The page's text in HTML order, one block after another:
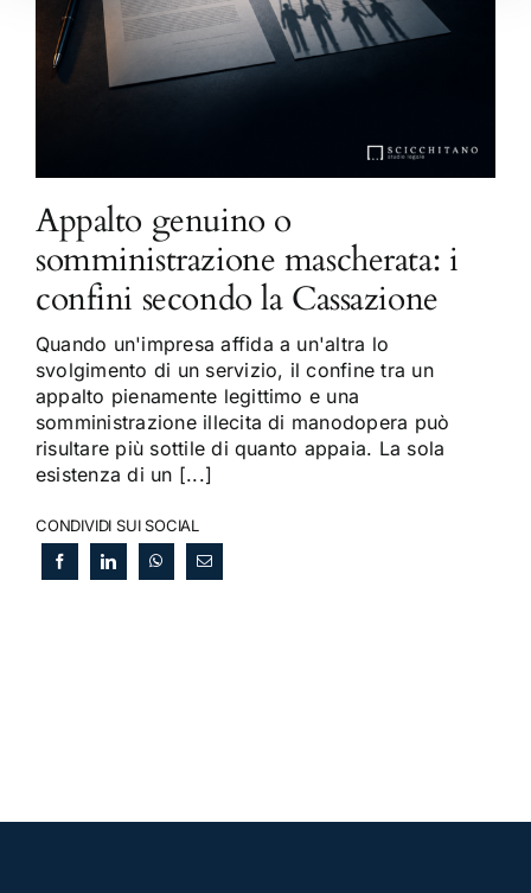
Appalto genuino o
somministrazione mascherata: i
confini secondo la Cassazione
Quando un'impresa affida a un'altra lo
svolgimento di un servizio, il confine tra un
appalto pienamente legittimo e una
somministrazione illecita di manodopera può
risultare più sottile di quanto appaia. La sola
esistenza di un [...]
CONDIVIDI SUI SOCIAL